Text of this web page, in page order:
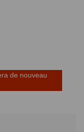
de nouveau